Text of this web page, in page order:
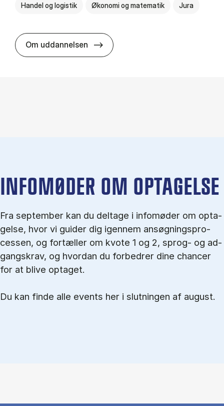
Handel og logistik Økonomi og matematik Jura
Om uddannelsen HA(jur.) - erhvervs­økonomi og
IN­FO­MØ­DER OM OP­TA­GEL­SE
Fra september kan du del­tage i in­fo­mø­der om op­ta­
gel­se, hvor vi gu­i­der dig igen­nem an­søg­nings­pro­
ces­sen, og for­tæl­ler om kvo­te 1 og 2, sprog- og ad­
gangs­krav, og hvordan du forbedrer dine chancer
for at blive optaget.
Du kan finde alle events her i slutningen af august.